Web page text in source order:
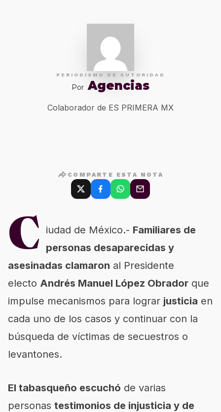
PERIODISMO DE AUTORIDAD
Por Agencias
Colaborador de ES PRIMERA MX
COMPARTE ESTA NOTA
C iudad de México.- Familiares de
personas desaparecidas y
asesinadas clamaron al Presidente
electo Andrés Manuel López Obrador que
impulse mecanismos para lograr justicia en
cada uno de los casos y continuar con la
búsqueda de víctimas de secuestros o
levantones.
El tabasqueño escuchó de varias
personas testimonios de injusticia y de